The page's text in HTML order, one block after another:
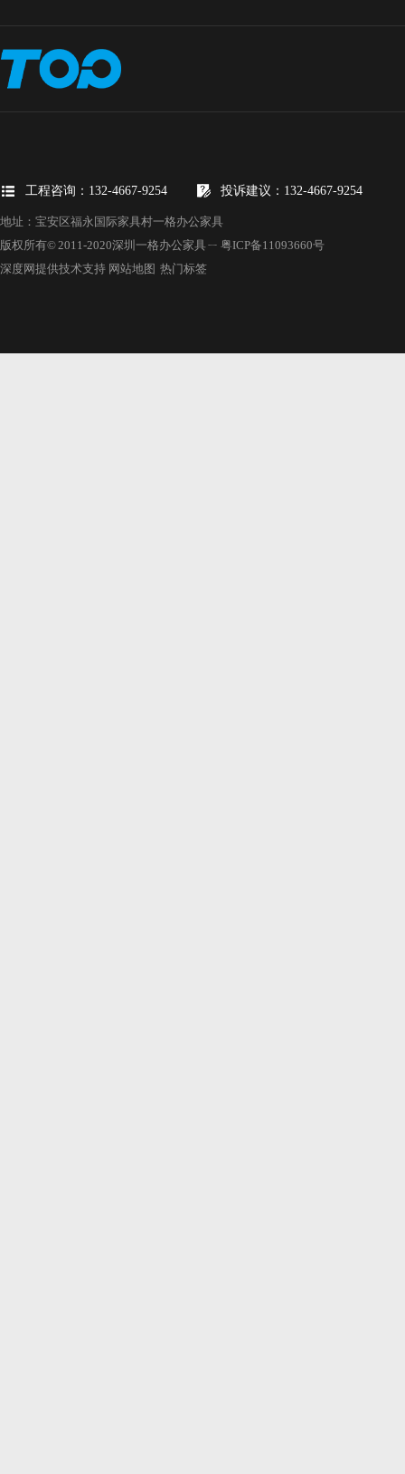
工程咨询：132-4667-9254 投诉建议：132-4667-9254
地址：宝安区福永国际家具村一格办公家具
版权所有© 2011-2020深圳一格办公家具 ㄧ 粤ICP备11093660号
深度网提供技术支持 网站地图 热门标签